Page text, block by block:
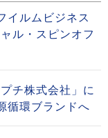
ルムビジネス
ル・スピンオフ
チ株式会社」に
循環ブランドへ